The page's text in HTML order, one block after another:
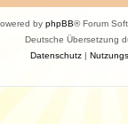
by phpBB® Forum
Deutsche Übersetzung
Datenschutz|